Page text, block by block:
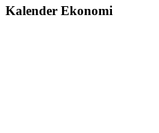
Kalender Ekonomi